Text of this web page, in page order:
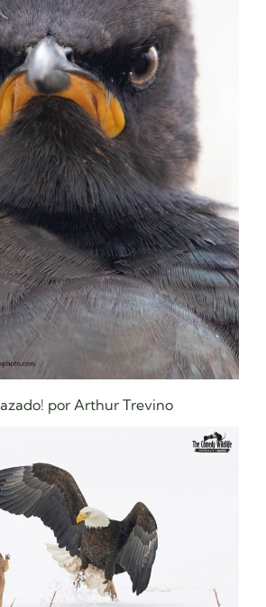
por Arthur Trevino